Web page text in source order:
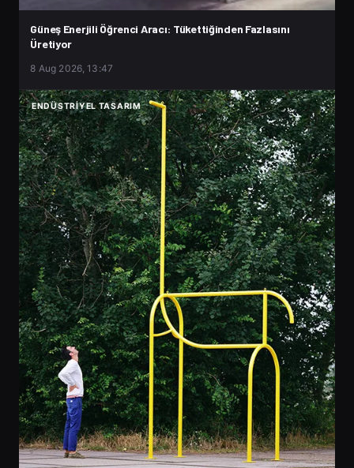
Güneş Enerjili Öğrenci Aracı: Tükettiğinden Fazlasını
Üretiyor
8 Aug 2026, 13:47
ENDÜSTRIYEL TASARIM